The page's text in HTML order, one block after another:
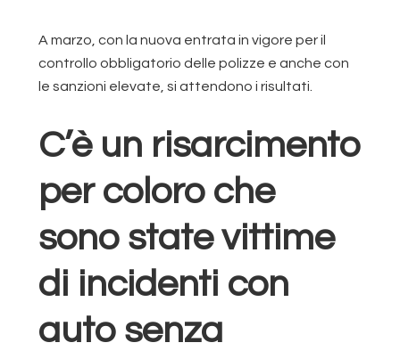
A marzo, con la nuova entrata in vigore per il
controllo obbligatorio delle polizze e anche con
le sanzioni elevate, si attendono i risultati.
C’è un risarcimento
per coloro che
sono state vittime
di incidenti con
auto senza